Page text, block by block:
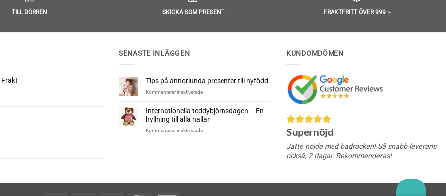
TILL DÖRREN SKICKA SOM PRESENT FRAKTFRITT ÖVER 999 :-
Frakt
SENASTE INLÄGGEN
Tips på annorlunda presenter till nyfödd
Kommentarer inaktiveradeför
annorlunda
presenter
till
Internationella teddybjörnsdagen – En
hyllning till alla nallar
Kommentarer inaktiveradeför
alla
KUNDOMDÖMEN
Supernöjd
Jätte nöjda med badrocken! Så snabb leverans
också, 2 dagar. Rekommenderas!